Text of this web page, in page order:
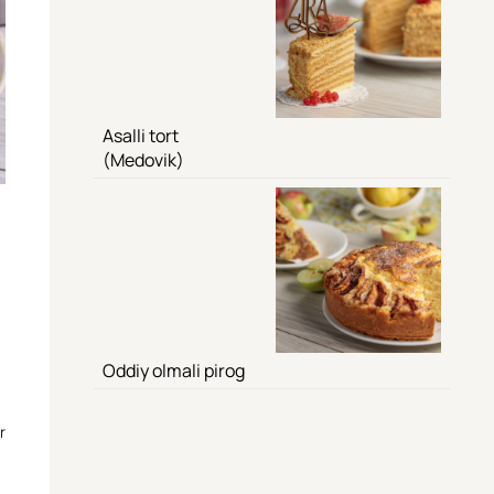
Asalli tort
(Medovik)
Oddiy olmali pirog